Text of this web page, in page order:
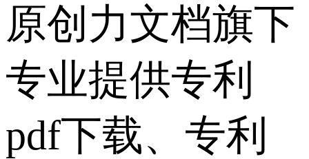
原创力文档旗下
专业提供专利
pdf下载、专利